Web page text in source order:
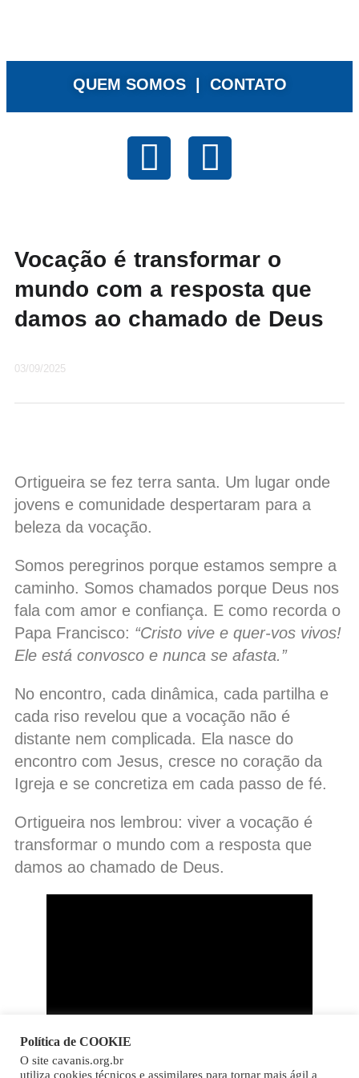
QUEM SOMOS | CONTATO
Vocação é transformar o
mundo com a resposta que
damos ao chamado de Deus
03/09/2025
Ortigueira se fez terra santa. Um lugar onde
jovens e comunidade despertaram para a
beleza da vocação.
Somos peregrinos porque estamos sempre a
caminho. Somos chamados porque Deus nos
fala com amor e confiança. E como recorda o
Papa Francisco: “Cristo vive e quer-vos vivos!
Ele está convosco e nunca se afasta.”
No encontro, cada dinâmica, cada partilha e
cada riso revelou que a vocação não é
distante nem complicada. Ela nasce do
encontro com Jesus, cresce no coração da
Igreja e se concretiza em cada passo de fé.
Ortigueira nos lembrou: viver a vocação é
transformar o mundo com a resposta que
damos ao chamado de Deus.
Política de COOKIE
O site cavanis.org.br
utiliza cookies técnicos e assimilares para tornar mais ágil a